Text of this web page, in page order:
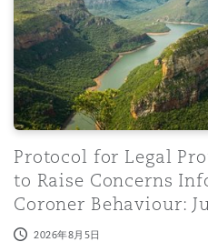
Protocol for Legal
to Raise Concerns
Coroner Behaviour:
2026年8月5日